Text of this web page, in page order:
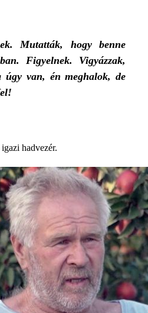
Mutatták, hogy benne
Figyelnek. Vigyázzak,
van, én meghalok, de
hadvezér.